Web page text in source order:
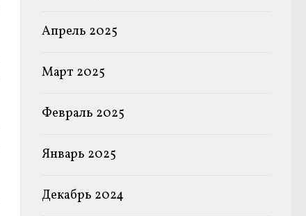
Апрель 2025
Март 2025
Февраль 2025
Январь 2025
Декабрь 2024